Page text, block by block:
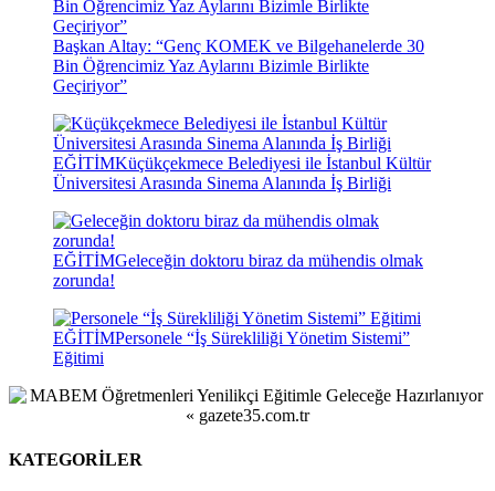
Başkan Altay: “Genç KOMEK ve Bilgehanelerde 30
Bin Öğrencimiz Yaz Aylarını Bizimle Birlikte
Geçiriyor”
EĞİTİMKüçükçekmece Belediyesi ile İstanbul Kültür
Üniversitesi Arasında Sinema Alanında İş Birliği
EĞİTİMGeleceğin doktoru biraz da mühendis olmak
zorunda!
EĞİTİMPersonele “İş Sürekliliği Yönetim Sistemi”
Eğitimi
KATEGORİLER